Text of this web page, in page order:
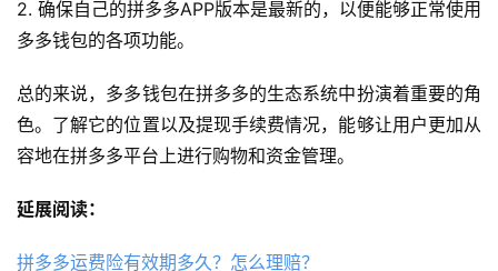
2. 确保自己的拼多多APP版本是最新的，以便能够正常使用
多多钱包的各项功能。
总的来说，多多钱包在拼多多的生态系统中扮演着重要的角
色。了解它的位置以及提现手续费情况，能够让用户更加从
容地在拼多多平台上进行购物和资金管理。
延展阅读：
拼多多运费险有效期多久？怎么理赔？